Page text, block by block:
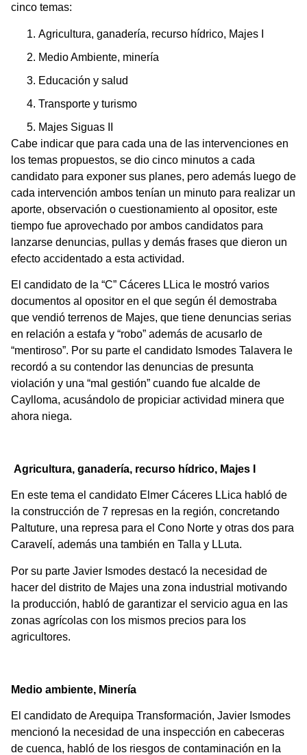
cinco temas:
Agricultura, ganadería, recurso hídrico, Majes I
Medio Ambiente, minería
Educación y salud
Transporte y turismo
Majes Siguas II
Cabe indicar que para cada una de las intervenciones en
los temas propuestos, se dio cinco minutos a cada
candidato para exponer sus planes, pero además luego de
cada intervención ambos tenían un minuto para realizar un
aporte, observación o cuestionamiento al opositor, este
tiempo fue aprovechado por ambos candidatos para
lanzarse denuncias, pullas y demás frases que dieron un
efecto accidentado a esta actividad.
El candidato de la “C” Cáceres LLica le mostró varios
documentos al opositor en el que según él demostraba
que vendió terrenos de Majes, que tiene denuncias serias
en relación a estafa y “robo” además de acusarlo de
“mentiroso”. Por su parte el candidato Ismodes Talavera le
recordó a su contendor las denuncias de presunta
violación y una “mal gestión” cuando fue alcalde de
Caylloma, acusándolo de propiciar actividad minera que
ahora niega.
Agricultura, ganadería, recurso hídrico, Majes I
En este tema el candidato Elmer Cáceres LLica habló de
la construcción de 7 represas en la región, concretando
Paltuture, una represa para el Cono Norte y otras dos para
Caravelí, además una también en Talla y LLuta.
Por su parte Javier Ismodes destacó la necesidad de
hacer del distrito de Majes una zona industrial motivando
la producción, habló de garantizar el servicio agua en las
zonas agrícolas con los mismos precios para los
agricultores.
Medio ambiente, Minería
El candidato de Arequipa Transformación, Javier Ismodes
mencionó la necesidad de una inspección en cabeceras
de cuenca, habló de los riesgos de contaminación en la